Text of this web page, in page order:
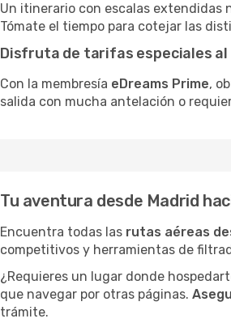
Un itinerario con escalas extendidas
Tómate el tiempo para cotejar las
Disfruta de tarifas especiales
Con la membresía eDreams Prime,
salida con mucha antelación o
Tu aventura desde Madrid
Encuentra todas las rutas aéreas
competitivos y herramientas de
¿Requieres un lugar donde
que navegar por otras páginas.
trámite.